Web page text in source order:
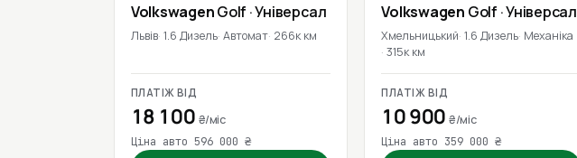
VolkswagenGolf · Універсал
Львів 1.6 Дизель Автомат 266к км
ПЛАТІЖ ВІД
18 100 ₴/міс
Ціна авто 596 000 ₴
Volkswagen Golf · Універсал
Хмельницький 1.6 Дизель Механіка
315к км
ПЛАТІЖ ВІД
10 900₴/міс
Ціна авто 359 000 ₴